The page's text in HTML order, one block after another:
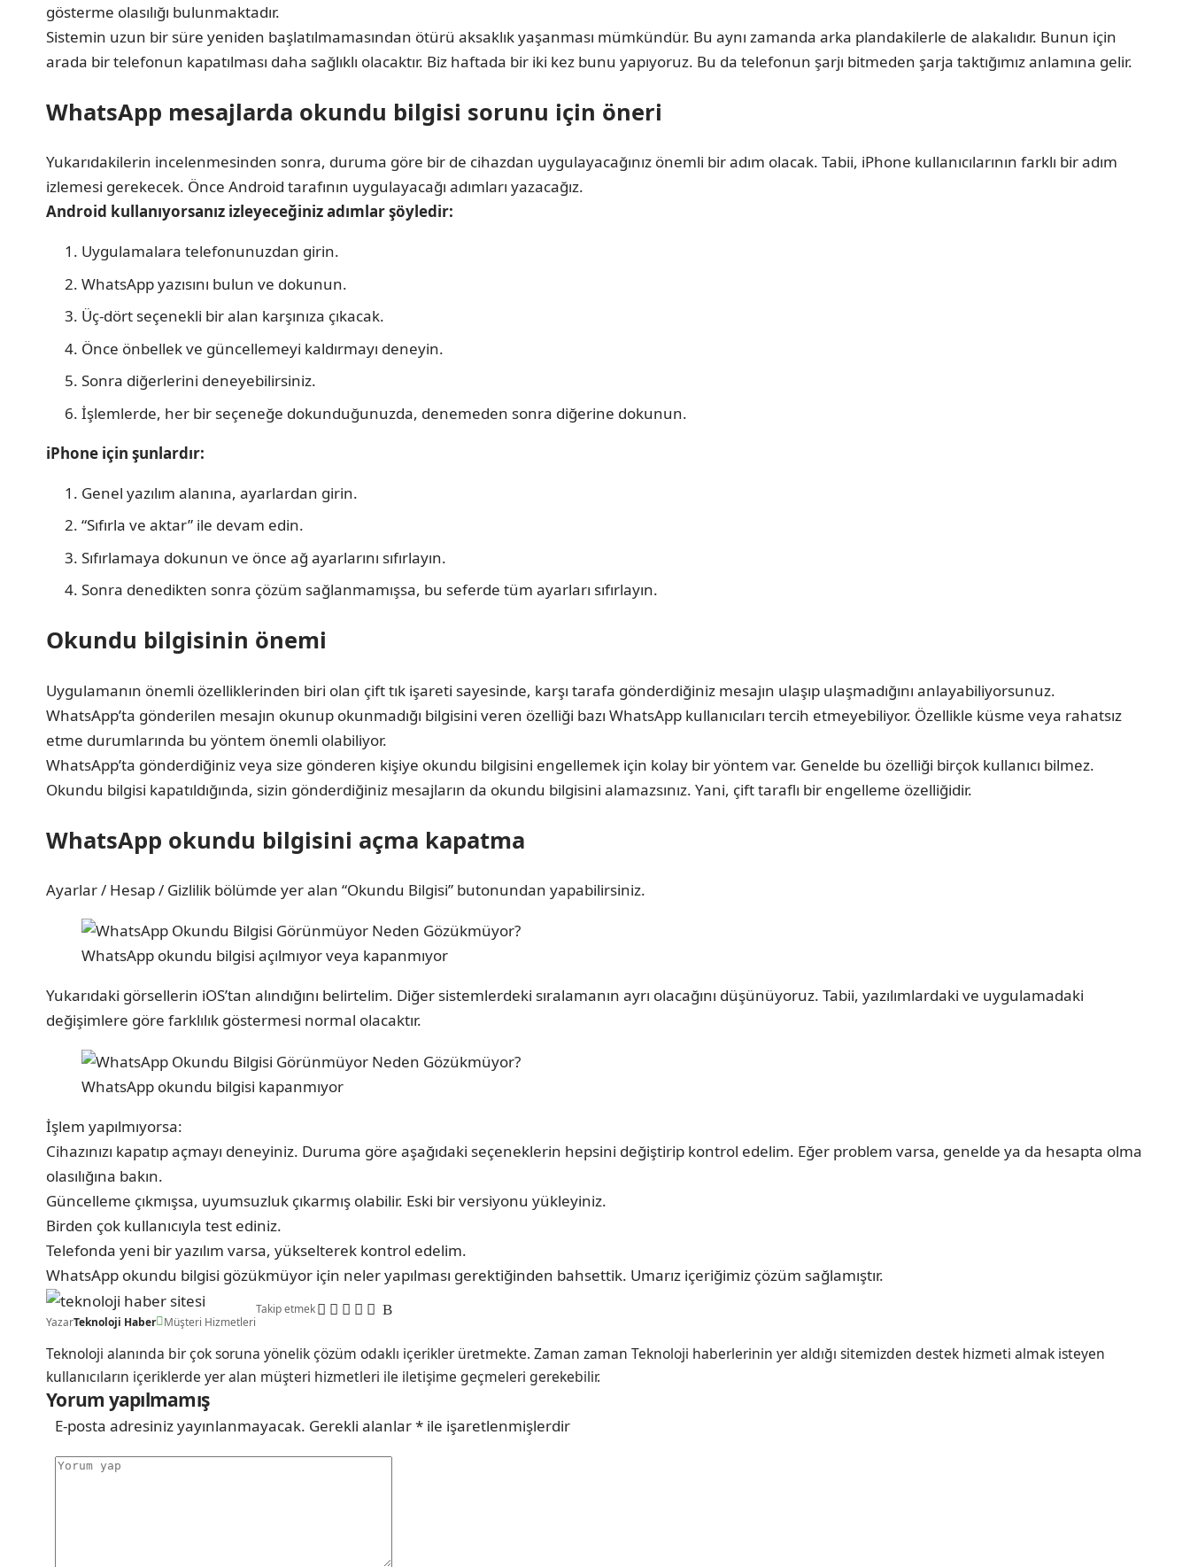
gösterme olasılığı bulunmaktadır.
Sistemin uzun bir süre yeniden başlatılmamasından ötürü aksaklık yaşanması mümkündür. Bu aynı zamanda arka plandakilerle de alakalıdır. Bunun için
arada bir telefonun kapatılması daha sağlıklı olacaktır. Biz haftada bir iki kez bunu yapıyoruz. Bu da telefonun şarjı bitmeden şarja taktığımız anlamına gelir.
WhatsApp mesajlarda okundu bilgisi sorunu için öneri
Yukarıdakilerin incelenmesinden sonra, duruma göre bir de cihazdan uygulayacağınız önemli bir adım olacak. Tabii, iPhone kullanıcılarının farklı bir adım
izlemesi gerekecek. Önce Android tarafının uygulayacağı adımları yazacağız.
Android kullanıyorsanız izleyeceğiniz adımlar şöyledir:
Uygulamalara telefonunuzdan girin.
WhatsApp yazısını bulun ve dokunun.
Üç-dört seçenekli bir alan karşınıza çıkacak.
Önce önbellek ve güncellemeyi kaldırmayı deneyin.
Sonra diğerlerini deneyebilirsiniz.
İşlemlerde, her bir seçeneğe dokunduğunuzda, denemeden sonra diğerine dokunun.
iPhone için şunlardır:
Genel yazılım alanına, ayarlardan girin.
“Sıfırla ve aktar” ile devam edin.
Sıfırlamaya dokunun ve önce ağ ayarlarını sıfırlayın.
Sonra denedikten sonra çözüm sağlanmamışsa, bu seferde tüm ayarları sıfırlayın.
Okundu bilgisinin önemi
Uygulamanın önemli özelliklerinden biri olan çift tık işareti sayesinde, karşı tarafa gönderdiğiniz mesajın ulaşıp ulaşmadığını anlayabiliyorsunuz.
WhatsApp’ta gönderilen mesajın okunup okunmadığı bilgisini veren özelliği bazı WhatsApp kullanıcıları tercih etmeyebiliyor. Özellikle küsme veya rahatsız
etme durumlarında bu yöntem önemli olabiliyor.
WhatsApp’ta gönderdiğiniz veya size gönderen kişiye okundu bilgisini engellemek için kolay bir yöntem var. Genelde bu özelliği birçok kullanıcı bilmez.
Okundu bilgisi kapatıldığında, sizin gönderdiğiniz mesajların da okundu bilgisini alamazsınız. Yani, çift taraflı bir engelleme özelliğidir.
WhatsApp okundu bilgisini açma kapatma
Ayarlar / Hesap / Gizlilik bölümde yer alan “Okundu Bilgisi” butonundan yapabilirsiniz.
WhatsApp okundu bilgisi açılmıyor veya kapanmıyor
Yukarıdaki görsellerin iOS’tan alındığını belirtelim. Diğer sistemlerdeki sıralamanın ayrı olacağını düşünüyoruz. Tabii, yazılımlardaki ve uygulamadaki
değişimlere göre farklılık göstermesi normal olacaktır.
WhatsApp okundu bilgisi kapanmıyor
İşlem yapılmıyorsa:
Cihazınızı kapatıp açmayı deneyiniz. Duruma göre aşağıdaki seçeneklerin hepsini değiştirip kontrol edelim. Eğer problem varsa, genelde ya da hesapta olma
olasılığına bakın.
Güncelleme çıkmışsa, uyumsuzluk çıkarmış olabilir. Eski bir versiyonu yükleyiniz.
Birden çok kullanıcıyla test ediniz.
Telefonda yeni bir yazılım varsa, yükselterek kontrol edelim.
WhatsApp okundu bilgisi gözükmüyor için neler yapılması gerektiğinden bahsettik. Umarız içeriğimiz çözüm sağlamıştır.
YazarTeknoloji Haber Müşteri Hizmetleri
Takip etmek
Teknoloji alanında bir çok soruna yönelik çözüm odaklı içerikler üretmekte. Zaman zaman Teknoloji haberlerinin yer aldığı sitemizden destek hizmeti almak isteyen
kullanıcıların içeriklerde yer alan müşteri hizmetleri ile iletişime geçmeleri gerekebilir.
Yorum yapılmamış
E-posta adresiniz yayınlanmayacak. Gerekli alanlar* ile işaretlenmişlerdir